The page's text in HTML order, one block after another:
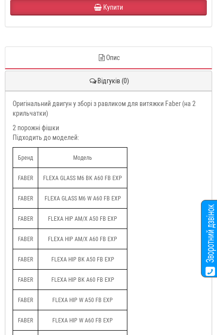
Купити
Опис
Відгуків (0)
Оригінальний двигун у зборі з равликом для витяжки Faber (на 2
крильчатки)
2 порожні фішки
Підходить до моделей:
Бренд Модель
FABER FLEXA GLASS M6 BK A60 FB EXP
FABER FLEXA GLASS M6 W A60 FB EXP
FABER FLEXA HIP AM/X A50 FB EXP
FABER FLEXA HIP AM/X A60 FB EXP
FABER FLEXA HIP BK A50 FB EXP
FABER FLEXA HIP BK A60 FB EXP
FABER FLEXA HIP W A50 FB EXP
FABER FLEXA HIP W A60 FB EXP